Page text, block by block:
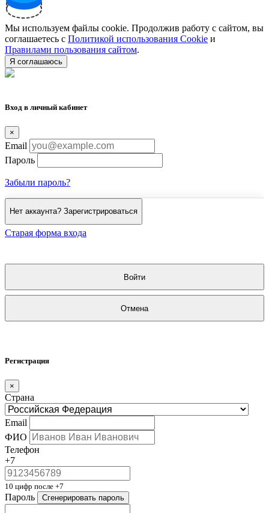
Мы используем файлы cookie. Продолжив работу с сайтом, вы
соглашаетесь с Политикой использования Cookie и
Правилами пользования сайтом.
Я соглашаюсь
Вход в личный кабинет
×
Email
Пароль
Забыли пароль?
Нет аккаунта? Зарегистрироваться
Старая форма входа
Отмена
Войти
Регистрация
×
Страна
Email
ФИО
Телефон
+7
10 цифр после +7
Пароль Сгенерировать пароль